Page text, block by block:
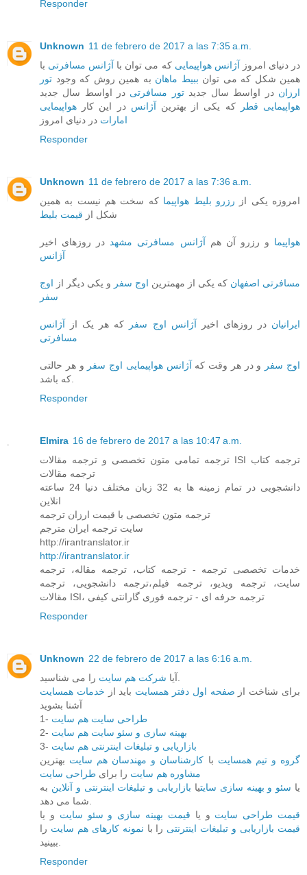
Responder
Unknown 11 de febrero de 2017 a las 7:35 a.m.
در دنیای امروز آژانس هواپیمایی که می توان با آژانس مسافرتی با
همین شکل که می توان ببیط ماهان به همین روش که وجود تور
ارزان در اواسط سال جدیدتور مسافرتی در اواسط سال جدید
هواپیمایی قطر
که یکی از بهترین آژانس در این کار هواپیمایی
امارات در دنیای امروز
Responder
Unknown 11 de febrero de 2017 a las 7:36 a.m.
امروزه یکی از رزرو بلیط هواپیما که سخت هم نیست به همین
شکل از قیمت بلیط
هواپیما و رزرو آن هم آژانس مسافرتی مشهد در روزهای اخیر
آژانس
مسافرتی اصفهان که یکی از مهمترین اوج سفر و یکی دیگر از اوج
سفر
ایرانیان در روزهای اخیر آژانس اوج سفر که هر یک از آژانس
مسافرتی
اوج سفر و در هر وقت که آژانس هواپیمایی اوج سفر و هر حالتی
Responder
Elmira 16 de febrero de 2017 a las 10:47 a.m.
ترجمه تمامی متون تخصصی و ترجمه مقالات ISI ترجمه کتاب
ترجمه مقالات
دانشجویی در تمام زمینه ها به 32 زبان مختلف دنیا 24 ساعته
انلاین
ترجمه متون تخصصی با قیمت ارزان ترجمه
سایت ترجمه ایران مترجم
http://irantranslator.ir
http://irantranslator.ir
خدمات تخصصی ترجمه - ترجمه کتاب، ترجمه مقاله، ترجمه
سایت، ترجمه ویدیو، ترجمه فیلم،ترجمه دانشجویی، ترجمه
مقالات ISI، ترجمه حرفه ای - ترجمه فوری گارانتی کیفی
Responder
Unknown 22 de febrero de 2017 a las 6:16 a.m.
آیا شرکت هم سایت
برای شناخت از صفحه اول دفتر همسایت باید از خدمات همسایت
آشنا بشوید
1- طراحی سایت هم سایت
2- بهینه سازی و سئو سایت هم سایت
3- بازاریابی و تبلیغات اینترنتی هم سایت
گروه و تیم همسایت با کارشناسان و مهندسان هم سایت بهترین
مشاوره هم سایت را برای طراحی سایت
یا سئو و بهینه سازی سایتیا بازاریابی و تبلیغات اینترنتی و آنلاین به
قیمت طراحی سایت و یا قیمت بهینه سازی و سئو سایت و یا
قیمت بازاریابی و تبلیغات اینترنتی را با نمونه کارهای هم سایت را
Responder